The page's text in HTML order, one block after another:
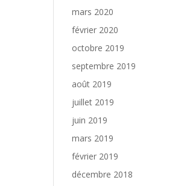
mars 2020
février 2020
octobre 2019
septembre 2019
août 2019
juillet 2019
juin 2019
mars 2019
février 2019
décembre 2018